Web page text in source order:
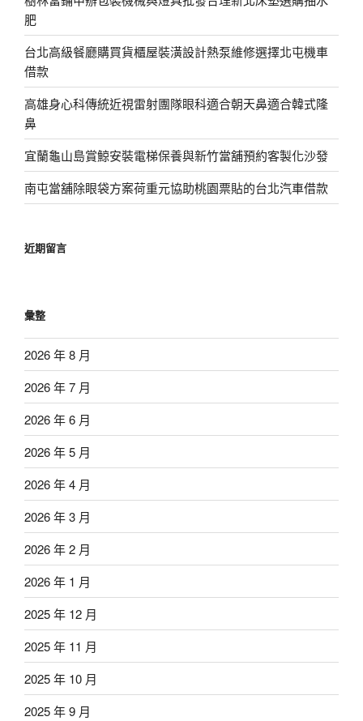
肥
台北高級餐廳購買貨櫃屋裝潢設計熱泵維修選擇北屯機車
借款
高雄身心科傳統近視雷射團隊眼科適合朝天鼻適合韓式隆
鼻
宜蘭龜山島賞鯨安裝電梯保養與新竹當舖預約客製化沙發
南屯當舖除眼袋方案荷重元協助桃園票貼的台北汽車借款
近期留言
彙整
2026 年 8 月
2026 年 7 月
2026 年 6 月
2026 年 5 月
2026 年 4 月
2026 年 3 月
2026 年 2 月
2026 年 1 月
2025 年 12 月
2025 年 11 月
2025 年 10 月
2025 年 9 月